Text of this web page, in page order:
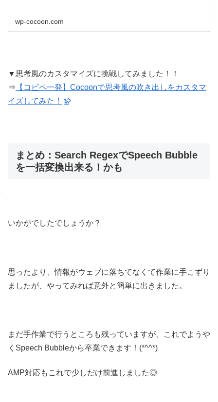
wp-cocoon.com
▼思考風のカスタマイズに挑戦してみました！！
⇒ 【コピペ一発】Cocoonで思考風の吹き出しをカスタマ
イズしてみた！
まとめ：Search RegexでSpeech Bubble
を一括変換出来る！かも
いかがでしたでしょうか？
思ったより、情報がウェブに落ちてなくて作業に手こずり
ましたが、やってみれば意外と簡単に出きました。
まだ手作業で行うところも残っていますが、これでようや
くSpeech Bubbleから卒業できます！(*^^*)
AMP対応もこれで少しだけ前進しました◎